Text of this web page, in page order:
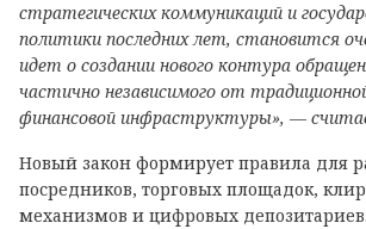
стратегических коммуникаций и
политики последних лет, становится
идет о создании нового контура
частично независимого от
финансовой инфраструктуры», —
Новый закон формирует правила для
посредников, торговых площадок,
механизмов и цифровых